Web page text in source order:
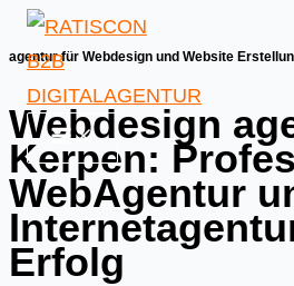
Skip
to
content
agentur für Webdesign und Website
Webdesign
Kerpen:
WebAgentur
Erfolg